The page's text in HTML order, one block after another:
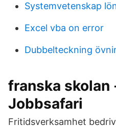
Systemvetenskap
Excel vba on error
Dubbelteckning
franska
Jobbsafari
Fritidsverksamhet